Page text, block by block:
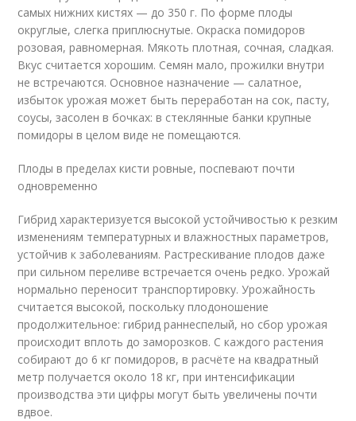
самых нижних кистях — до 350 г. По форме плоды
округлые, слегка приплюснутые. Окраска помидоров
розовая, равномерная. Мякоть плотная, сочная, сладкая.
Вкус считается хорошим. Семян мало, прожилки внутри
не встречаются. Основное назначение — салатное,
избыток урожая может быть переработан на сок, пасту,
соусы, засолен в бочках: в стеклянные банки крупные
помидоры в целом виде не помещаются.
Плоды в пределах кисти ровные, поспевают почти
одновременно
Гибрид характеризуется высокой устойчивостью к резким
изменениям температурных и влажностных параметров,
устойчив к заболеваниям. Растрескивание плодов даже
при сильном переливе встречается очень редко. Урожай
нормально переносит транспортировку. Урожайность
считается высокой, поскольку плодоношение
продолжительное: гибрид раннеспелый, но сбор урожая
происходит вплоть до заморозков. С каждого растения
собирают до 6 кг помидоров, в расчёте на квадратный
метр получается около 18 кг, при интенсификации
производства эти цифры могут быть увеличены почти
вдвое.